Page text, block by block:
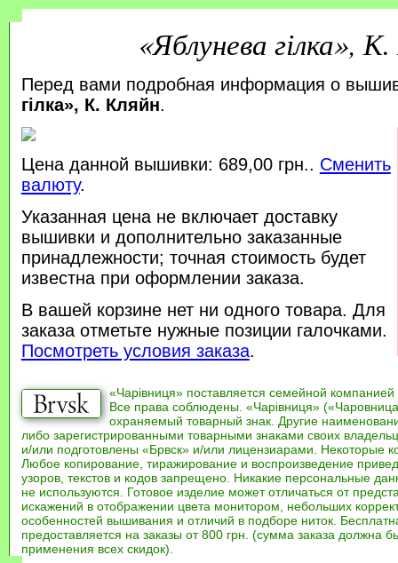
«Яблунева гілка»,
Перед вами подробная информация о
гілка», К. Кляйн.
Цена данной вышивки: 689,00 грн.. Сменить
валюту.
Указанная цена не включает доставку
вышивки и дополнительно заказанные
принадлежности; точная стоимость будет
известна при оформлении заказа.
В вашей корзине нет ни одного товара. Для
заказа отметьте нужные позиции галочками.
Посмотреть условия заказа.
«Чарівниця» поставляется семейной компанией
Все права соблюдены. «Чарівниця»
охраняемый товарный знак. Другие
либо зарегистрированными товарными знаками своих
и/или подготовлены «Брвск» и/или лицензиарами. Некоторые
Любое копирование, тиражирование и воспроизведение
узоров, текстов и кодов запрещено. Никакие персональные
не используются. Готовое изделие может отличаться от
искажений в отображении цвета монитором, небольших
особенностей вышивания и отличий в подборе ниток.
предоставляется на заказы от 800 грн. (сумма заказа должна
применения всех скидок).